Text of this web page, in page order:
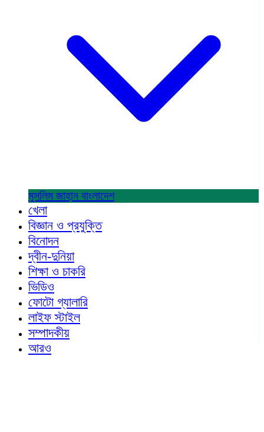
মুসলিম জাহান বাংলাদেশ
খেলা
বিজ্ঞান ও প্রযুক্তি
বিনোদন
দ্বীন-দুনিয়া
শিক্ষা ও চাকরি
ভিডিও
ফোটো গ্যালারি
লাইফ স্টাইল
সম্পাদকীয়
আরও